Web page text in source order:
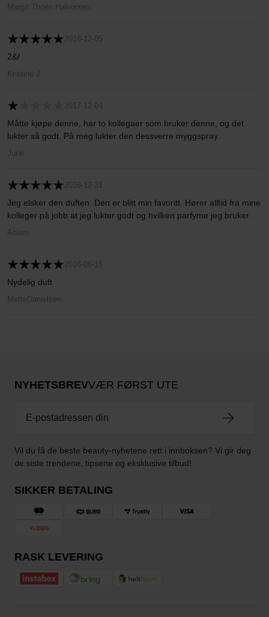
Margit Thoen Halvorsen
2018-12-05
2&/
Kristine J.
2017-12-04
Måtte kjøpe denne, har to kollegaer som bruker denne, og det
lukter så godt. På meg lukter den dessverre myggspray.
June
2016-12-31
Jeg elsker den duften. Den er blitt min favoritt. Hører alltid fra mine
kolleger på jobb at jeg lukter godt og hvilken parfyme jeg bruker .
Ahlem
2016-06-15
Nydelig duft
MetteDanielsen
NYHETSBREVVÆR FØRST UTE
Vil du få de beste beauty-nyhetene rett i innboksen? Vi gir deg
de siste trendene, tipsene og eksklusive tilbud!
SIKKER BETALING
RASK LEVERING